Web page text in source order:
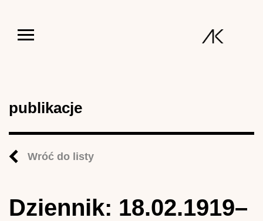
publikacje
Wróć do listy
Dziennik: 18.02.1919–